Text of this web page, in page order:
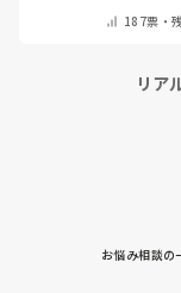
他(コメ
187票・
リア
お悩み相談の